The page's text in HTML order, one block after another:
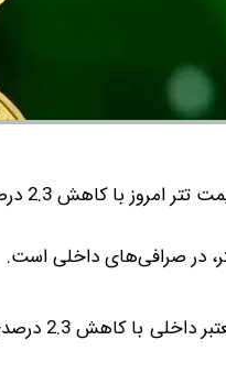
در صرافی‌های داخلی است.